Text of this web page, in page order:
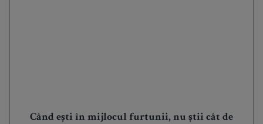
Când ești în mijlocul furtunii, nu știi cât de